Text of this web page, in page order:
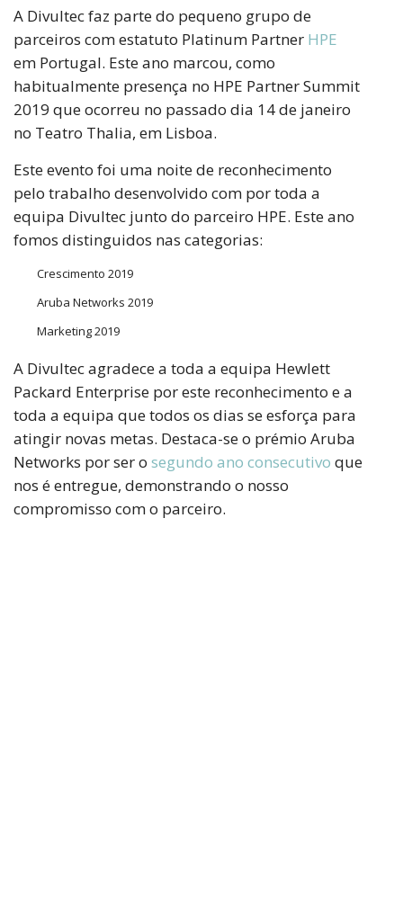
A Divultec faz parte do pequeno grupo de
parceiros com estatuto Platinum Partner HPE
em Portugal. Este ano marcou, como
habitualmente presença no HPE Partner Summit
2019 que ocorreu no passado dia 14 de janeiro
no Teatro Thalia, em Lisboa.
Este evento foi uma noite de reconhecimento
pelo trabalho desenvolvido com por toda a
equipa Divultec junto do parceiro HPE. Este ano
fomos distinguidos nas categorias:
Crescimento 2019
Aruba Networks 2019
Marketing 2019
A Divultec agradece a toda a equipa Hewlett
Packard Enterprise por este reconhecimento e a
toda a equipa que todos os dias se esforça para
atingir novas metas. Destaca-se o prémio Aruba
Networks por ser o segundo ano consecutivo que
nos é entregue, demonstrando o nosso
compromisso com o parceiro.